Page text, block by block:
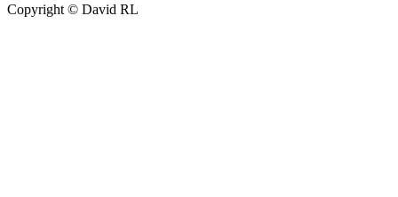
Copyright © David RL